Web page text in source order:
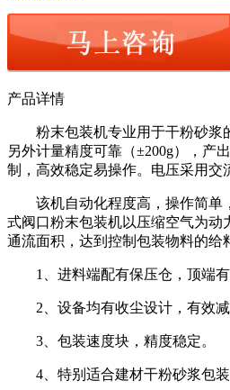
产品详情
粉末包装机专业用于干粉砂浆的
另外计量精度可靠（±200g），产
制，高效稳定易操作。电压采用
该机自动化程度高，操作简单，
式阀口粉末包装机以压缩空气为
通流面积，达到控制包装物料的
1、进料端配有保压仓，顶端有
2、设备均有收尘设计，有效减
3、包装速度块，精度稳定。
4、特别适合建材干粉砂浆包装